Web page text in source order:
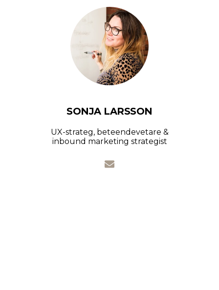
SONJA LARSSON
UX-strateg, beteendevetare &
inbound marketing strategist